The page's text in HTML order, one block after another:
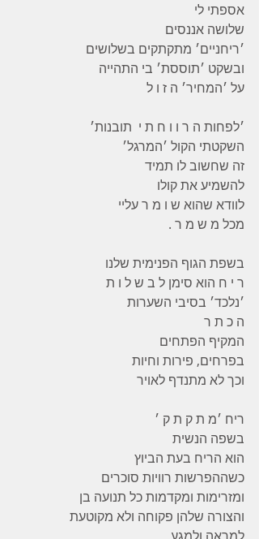
אספתי לי
שלושה אננסים
׳ריחניים׳ מתקתקים בשלושים
ובשקט ׳תוססת׳ בי התהייה
על ׳המחיר׳ ה ז ו ל
׳לפחות ה ר ו ו ח ת י  תובנות׳
השקטתי הקול ׳המרגל׳
זה שחשוב לו תמיד
להשמיע את קולו
לוודא שהוא ש ו מ ר עליי
מכל מ ש מ ר .
בשפת הגוף הפנימית שלנו
ר י ח הוא סימן ל ב ש ל ו ת
׳נלכד׳ בסיבי השערות
ה כ ת ר
המקיף הפתחים
בפרחים, פירות וחיות
וכך לא מתנדף לאויר
ריח ׳מ ת ק ת ק ׳
בשפה הנשית
הוא הריח בעת הביוץ
כשההפרשות רוויות סוכרים
ומזרימות ומקדמות כל תנועה בן
והצורה שלהן פקוחה ולא מקוטעת